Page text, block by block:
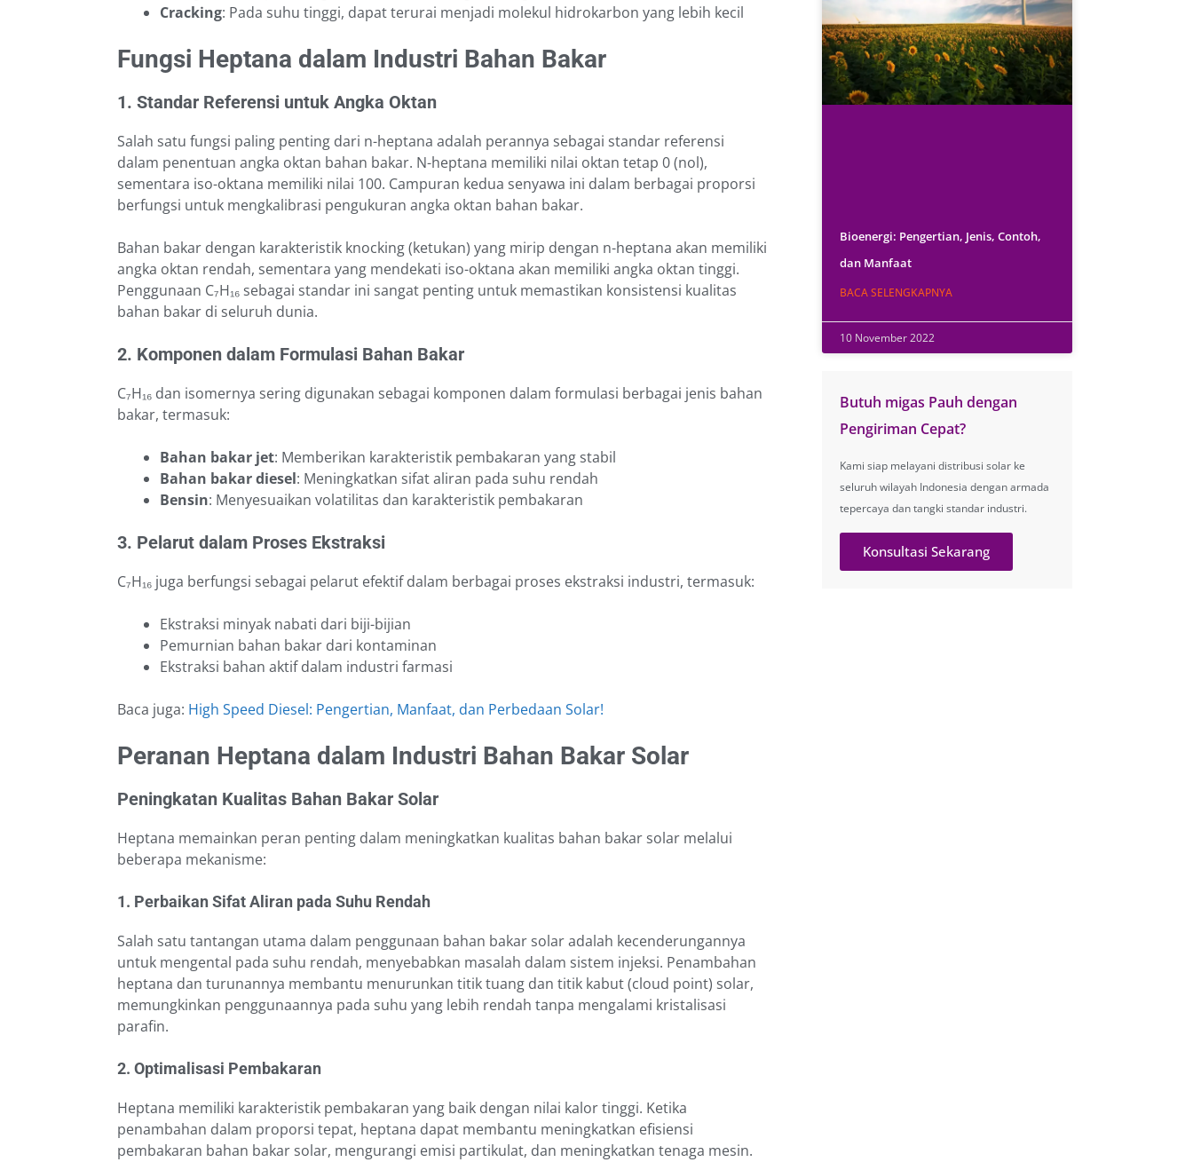
Cracking: Pada suhu tinggi, dapat terurai menjadi molekul hidrokarbon yang lebih kecil
Fungsi Heptana dalam Industri Bahan Bakar
1. Standar Referensi untuk Angka Oktan
Salah satu fungsi paling penting dari n-heptana adalah perannya sebagai standar referensi
dalam penentuan angka oktan bahan bakar. N-heptana memiliki nilai oktan tetap 0 (nol),
sementara iso-oktana memiliki nilai 100. Campuran kedua senyawa ini dalam berbagai proporsi
berfungsi untuk mengkalibrasi pengukuran angka oktan bahan bakar.
Bahan bakar dengan karakteristik knocking (ketukan) yang mirip dengan n-heptana akan memiliki
angka oktan rendah, sementara yang mendekati iso-oktana akan memiliki angka oktan tinggi.
Penggunaan C₇H₁₆ sebagai standar ini sangat penting untuk memastikan konsistensi kualitas
bahan bakar di seluruh dunia.
2. Komponen dalam Formulasi Bahan Bakar
C₇H₁₆ dan isomernya sering digunakan sebagai komponen dalam formulasi berbagai jenis bahan
bakar, termasuk:
Bahan bakar jet: Memberikan karakteristik pembakaran yang stabil
Bahan bakar diesel: Meningkatkan sifat aliran pada suhu rendah
Bensin: Menyesuaikan volatilitas dan karakteristik pembakaran
3. Pelarut dalam Proses Ekstraksi
C₇H₁₆ juga berfungsi sebagai pelarut efektif dalam berbagai proses ekstraksi industri, termasuk:
Ekstraksi minyak nabati dari biji-bijian
Pemurnian bahan bakar dari kontaminan
Ekstraksi bahan aktif dalam industri farmasi
Baca juga: High Speed Diesel: Pengertian, Manfaat, dan Perbedaan Solar!
Peranan Heptana dalam Industri Bahan Bakar Solar
Peningkatan Kualitas Bahan Bakar Solar
Heptana memainkan peran penting dalam meningkatkan kualitas bahan bakar solar melalui
beberapa mekanisme:
1. Perbaikan Sifat Aliran pada Suhu Rendah
Salah satu tantangan utama dalam penggunaan bahan bakar solar adalah kecenderungannya
untuk mengental pada suhu rendah, menyebabkan masalah dalam sistem injeksi. Penambahan
heptana dan turunannya membantu menurunkan titik tuang dan titik kabut (cloud point) solar,
memungkinkan penggunaannya pada suhu yang lebih rendah tanpa mengalami kristalisasi
parafin.
2. Optimalisasi Pembakaran
Heptana memiliki karakteristik pembakaran yang baik dengan nilai kalor tinggi. Ketika
penambahan dalam proporsi tepat, heptana dapat membantu meningkatkan efisiensi
pembakaran bahan bakar solar, mengurangi emisi partikulat, dan meningkatkan tenaga mesin.
Bioenergi: Pengertian, Jenis, Contoh,
dan Manfaat
BACA SELENGKAPNYA
10 November 2022
Butuh migas Pauh dengan
Pengiriman Cepat?
Kami siap melayani distribusi solar ke
seluruh wilayah Indonesia dengan armada
tepercaya dan tangki standar industri.
Konsultasi Sekarang